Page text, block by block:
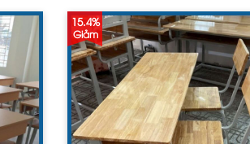
15.4%
Giảm